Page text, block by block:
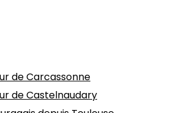
de Carcassonne
de Castelnaudary